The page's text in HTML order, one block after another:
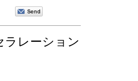
ラレーション